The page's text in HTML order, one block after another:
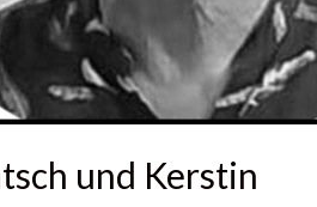
und Kerstin